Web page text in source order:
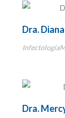
Dra.
Dra.